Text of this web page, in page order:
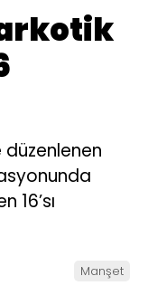
16’sı
Manşet